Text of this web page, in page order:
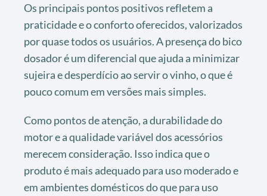
Os principais pontos positivos refletem a
praticidade e o conforto oferecidos, valorizados
por quase todos os usuários. A presença do bico
dosador é um diferencial que ajuda a minimizar
sujeira e desperdício ao servir o vinho, o que é
pouco comum em versões mais simples.
Como pontos de atenção, a durabilidade do
motor e a qualidade variável dos acessórios
merecem consideração. Isso indica que o
produto é mais adequado para uso moderado e
em ambientes domésticos do que para uso